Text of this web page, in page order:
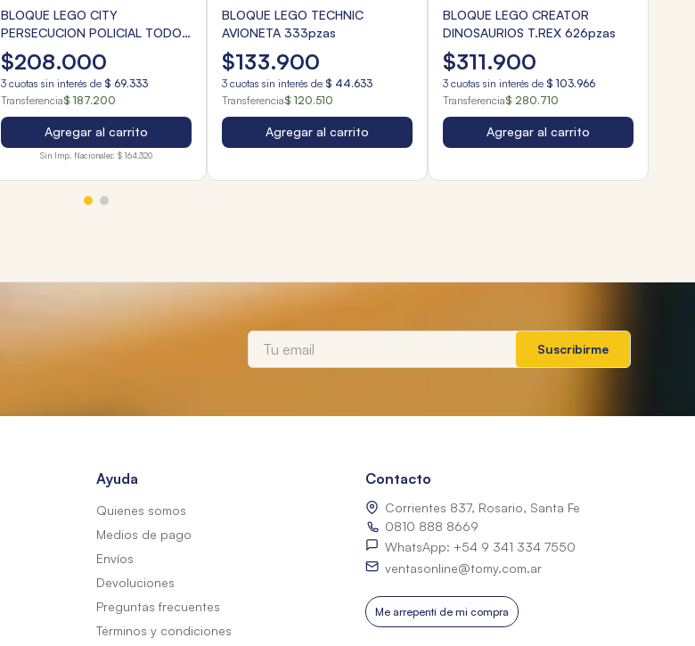
BLOQUE LEGO CITY
PERSECUCION POLICIAL TODO
TERRENO 109pzas
$208.000
3 cuotas sin interés de $ 69.333
Transferencia$ 187.200
Agregar al carrito
Sin Imp. Nacionales: $ 164.320
BLOQUE LEGO TECHNIC
AVIONETA 333pzas
$133.900
3 cuotas sin interés de $ 44.633
Transferencia$ 120.510
Agregar al carrito
BLOQUE LEGO CREATOR
DINOSAURIOS T.REX 626pzas
$311.900
3 cuotas sin interés de $ 103.966
Transferencia$ 280.710
Agregar al carrito
Suscribirme
Ayuda
Quienes somos
Medios de pago
Envíos
Devoluciones
Preguntas frecuentes
Términos y condiciones
Contacto
Corrientes 837, Rosario, Santa Fe
0810 888 8669
WhatsApp: +54 9 341 334 7550
ventasonline@tomy.com.ar
Me arrepentí de mi compra